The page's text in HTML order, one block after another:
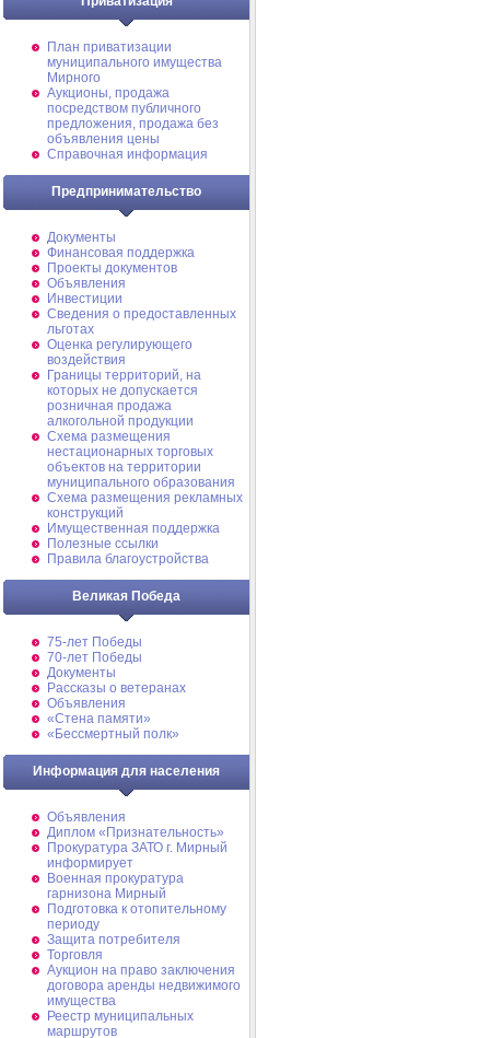
План приватизации
муниципального имущества
Мирного
Аукционы, продажа
посредством публичного
предложения, продажа без
объявления цены
Справочная информация
Предпринимательство
Документы
Финансовая поддержка
Проекты документов
Объявления
Инвестиции
Сведения о предоставленных
льготах
Оценка регулирующего
воздействия
Границы территорий, на
которых не допускается
розничная продажа
алкогольной продукции
Схема размещения
нестационарных торговых
объектов на территории
муниципального образования
Схема размещения рекламных
конструкций
Имущественная поддержка
Полезные ссылки
Правила благоустройства
Великая Победа
75-лет Победы
70-лет Победы
Документы
Рассказы о ветеранах
Объявления
«Стена памяти»
«Бессмертный полк»
Информация для населения
Объявления
Диплом «Признательность»
Прокуратура ЗАТО г. Мирный
информирует
Военная прокуратура
гарнизона Мирный
Подготовка к отопительному
периоду
Защита потребителя
Торговля
Аукцион на право заключения
договора аренды недвижимого
имущества
Реестр муниципальных
маршрутов